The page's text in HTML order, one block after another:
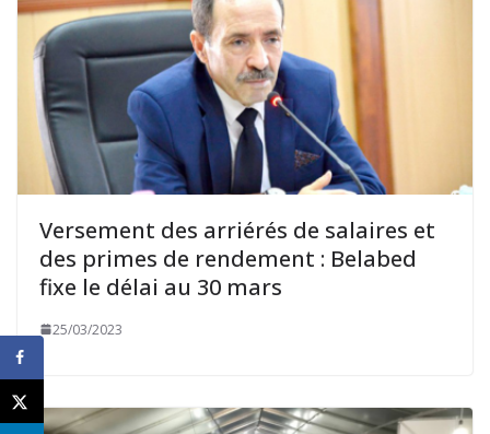
Versement des arriérés de salaires et
des primes de rendement : Belabed
fixe le délai au 30 mars
25/03/2023